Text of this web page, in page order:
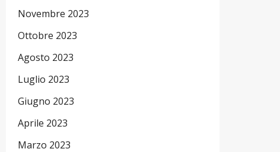
Novembre 2023
Ottobre 2023
Agosto 2023
Luglio 2023
Giugno 2023
Aprile 2023
Marzo 2023